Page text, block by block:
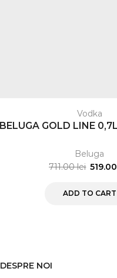
Vodka
BELUGA GOLD LINE
Beluga
711.00lei 519.00
ADD TO CART
DESPRE NOI